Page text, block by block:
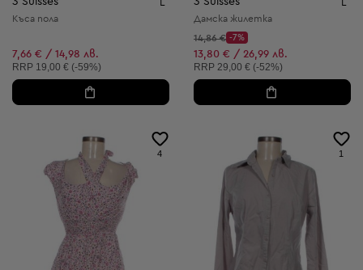
Къса пола
7,66 € / 14,98 лв.
Препоръчителна цена:
RRP 19,00 € (-59%)
Дамска жилетка
Начална цена:
14,86 €
Discount Price:
-7%
Намалена цена:
13,80 € / 26,99 лв.
Препоръчителна цена:
RRP 29,00 € (-52%)
4 1